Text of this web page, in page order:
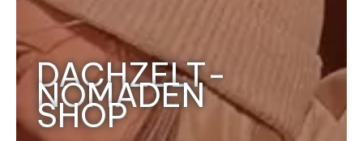
DACHZELT-
NOMADEN
SHOP